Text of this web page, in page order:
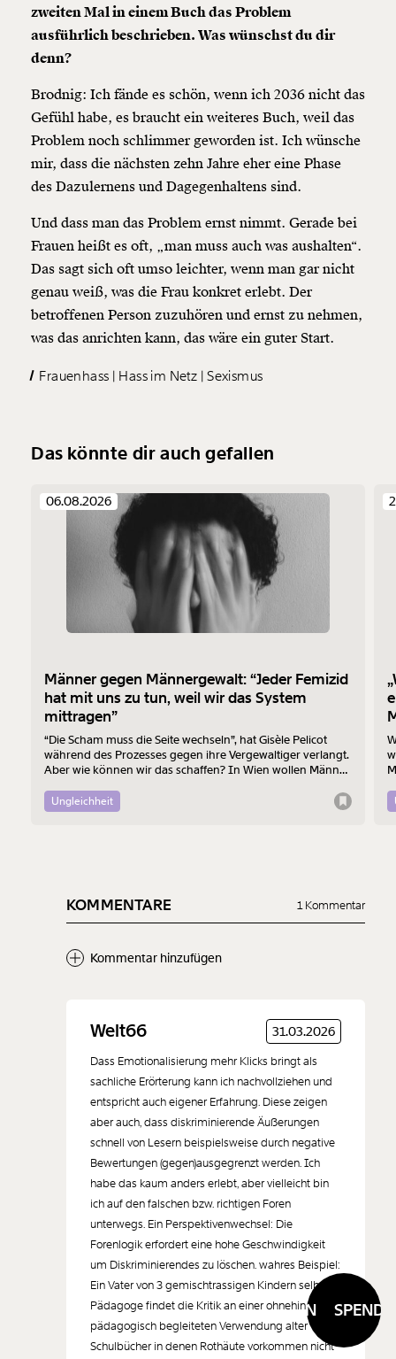
SPENDEN SPENDEN
zweiten Mal in einem Buch das Problem
ausführlich beschrieben. Was wünschst du dir
denn?
Brodnig: Ich fände es schön, wenn ich 2036 nicht das
Gefühl habe, es braucht ein weiteres Buch, weil das
Problem noch schlimmer geworden ist. Ich wünsche
mir, dass die nächsten zehn Jahre eher eine Phase
des Dazulernens und Dagegenhaltens sind.
Und dass man das Problem ernst nimmt. Gerade bei
Frauen heißt es oft, „man muss auch was aushalten“.
Das sagt sich oft umso leichter, wenn man gar nicht
genau weiß, was die Frau konkret erlebt. Der
betroffenen Person zuzuhören und ernst zu nehmen,
was das anrichten kann, das wäre ein guter Start.
Frauenhass Hass im Netz Sexismus
Das könnte dir auch gefallen
06.08.2026
Männer gegen Männergewalt: “Jeder Femizid
hat mit uns zu tun, weil wir das System
mittragen”
“Die Scham muss die Seite wechseln”, hat Gisèle Pelicot
während des Prozesses gegen ihre Vergewaltiger verlangt.
Aber wie können wir das schaffen? In Wien wollen Männer
Männergewalt den ersten Schritt machen.
Ungleichheit
KOMMENTARE 1 Kommentar
Kommentar hinzufügen
Neuen Kommentar
Der Inhalt dieses Feldes wird nicht öffentlich zugänglich angezeigt.
Welt66 31.03.2026
Dass Emotionalisierung mehr Klicks bringt als
sachliche Erörterung kann ich nachvollziehen und
entspricht auch eigener Erfahrung. Diese zeigen
aber auch, dass diskriminierende Äußerungen
schnell von Lesern beispielsweise durch negative
Bewertungen (gegen)ausgegrenzt werden. Ich
habe das kaum anders erlebt, aber vielleicht bin
ich auf den falschen bzw. richtigen Foren
unterwegs. Ein Perspektivenwechsel: Die
Forenlogik erfordert eine hohe Geschwindigkeit
um Diskriminierendes zu löschen. wahres Beispiel:
Ein Vater von 3 gemischtrassigen Kindern selbst
Pädagoge findet die Kritik an einer ohnehin
pädagogisch begleiteten Verwendung alter
Schulbücher in denen Rothäute vorkommen nicht